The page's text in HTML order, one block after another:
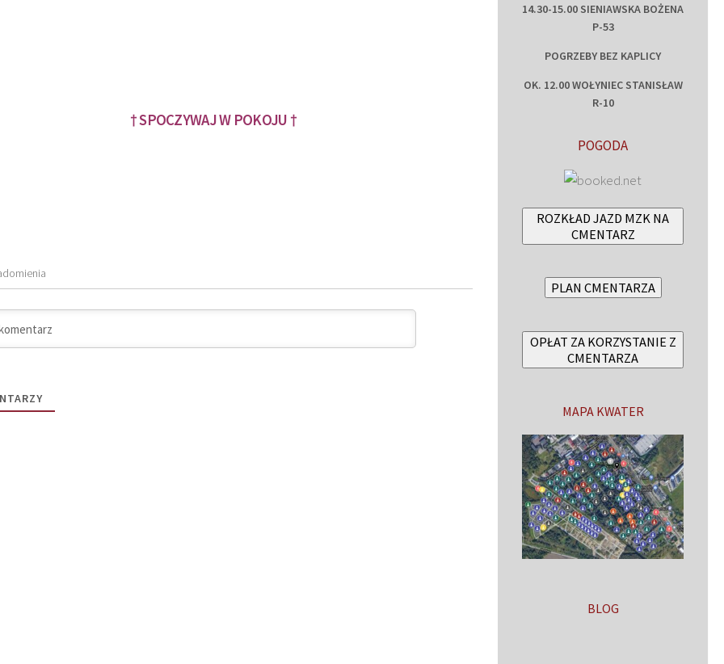
† SPOCZYWAJ W POKOJU †
14.30-15.00 SIENIAWSKA BOŻENA
P-53
POGRZEBY BEZ KAPLICY
OK. 12.00 WOŁYNIEC STANISŁAW
R-10
POGODA
ROZKŁAD JAZD MZK NA
CMENTARZ
PLAN CMENTARZA
OPŁAT ZA KORZYSTANIE Z
CMENTARZA
MAPA KWATER
BLOG